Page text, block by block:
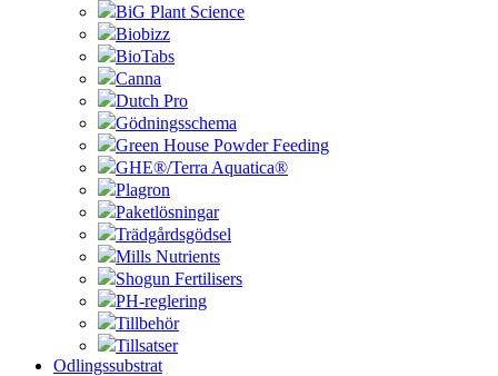
BiG Plant Science
Biobizz
BioTabs
Canna
Dutch Pro
Gödningsschema
Green House Powder Feeding
GHE®/Terra Aquatica®
Plagron
Paketlösningar
Trädgårdsgödsel
Mills Nutrients
Shogun Fertilisers
PH-reglering
Tillbehör
Tillsatser
Odlingssubstrat